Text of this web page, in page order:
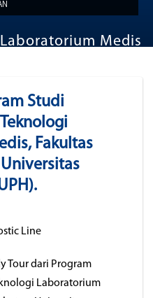
Medis
Studi
Fakultas
Line
Tour dari Program
Laboratorium